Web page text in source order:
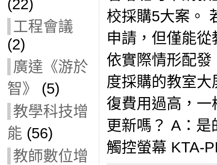
(22)
工程會議
(2)
廣達《游於
智》
(5)
教學科技增
能 (56)
教師數位增
校採購5大案。
申請，但僅能
依實際情形配
度採購的教室
復費用過高，
更新嗎？ A：
觸控螢幕 KTA-